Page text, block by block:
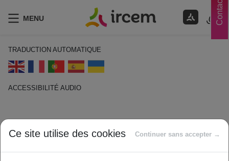
Contacts
MENU
TRADUCTION AUTOMATIQUE
ACCESSIBILITÉ AUDIO
Consultation Médicale
Ce site utilise des cookies Continuer sans accepter →